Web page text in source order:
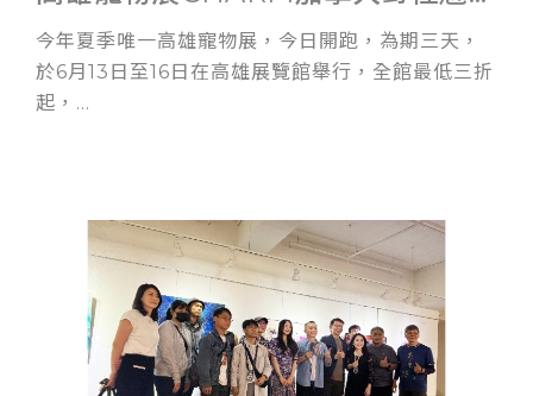
今年夏季唯一高雄寵物展，今日開跑，為期三天，
於6月13日至16日在高雄展覽館舉行，全館最低三折
起，...